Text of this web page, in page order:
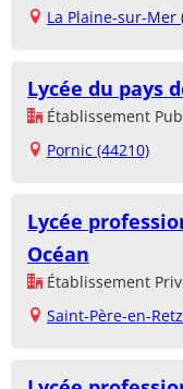
La Plaine-sur-Mer
Lycée du pays
Établissement
Pornic (44210)
Lycée
Océan
Établissement
Saint-Père-en-